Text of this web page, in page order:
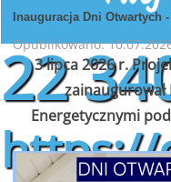
22
https://
Inauguracja Dni Otwartych
Opublikowano:
3 lipca 2026 r.
Energetycznymi